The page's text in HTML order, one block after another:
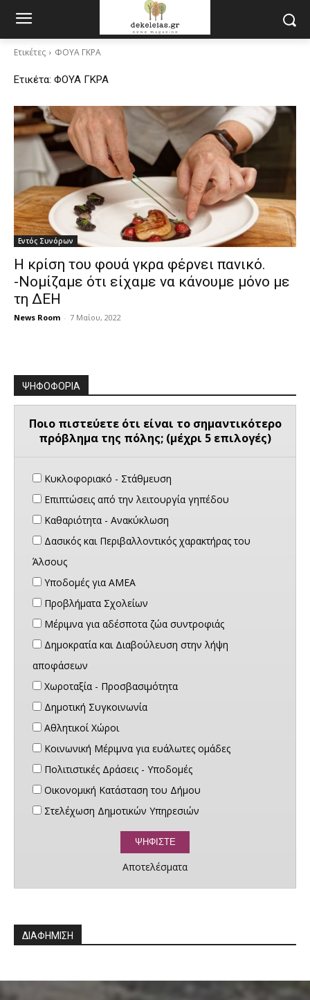
Ετικέτες ΦΟΥΑ ΓΚΡΑ
Ετικέτα: ΦΟΥΑ ΓΚΡΑ
Εντός Συνόρων
Η κρίση του φουά γκρα φέρνει πανικό.
-Νομίζαμε ότι είχαμε να κάνουμε μόνο με
τη ΔΕΗ
News Room - 7 Μαΐου, 2022
ΨΗΦΟΦΟΡΙΑ
Ποιο πιστεύετε ότι είναι το σημαντικότερο
πρόβλημα της πόλης; (μέχρι 5 επιλογές)
Κυκλοφοριακό - Στάθμευση
Επιπτώσεις από την λειτουργία γηπέδου
Καθαριότητα - Ανακύκλωση
Δασικός και Περιβαλλοντικός χαρακτήρας του
Άλσους
Υποδομές για ΑΜΕΑ
Προβλήματα Σχολείων
Μέριμνα για αδέσποτα ζώα συντροφιάς
Δημοκρατία και Διαβούλευση στην λήψη
αποφάσεων
Χωροταξία - Προσβασιμότητα
Δημοτική Συγκοινωνία
Αθλητικοί Χώροι
Κοινωνική Μέριμνα για ευάλωτες ομάδες
Πολιτιστικές Δράσεις - Υποδομές
Οικονομική Κατάσταση του Δήμου
Στελέχωση Δημοτικών Υπηρεσιών
Αποτελέσματα
ΔΙΑΦΗΜΙΣΗ